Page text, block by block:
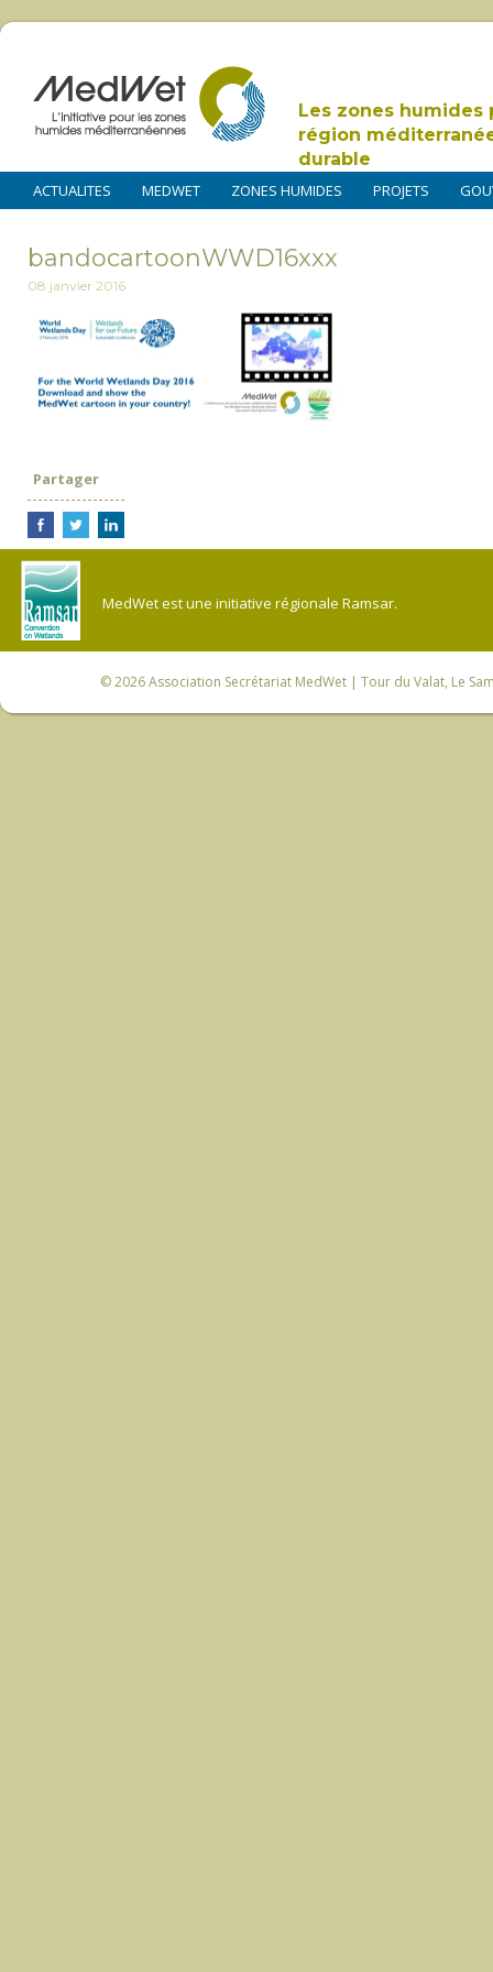
Les zones humides
région
durable
ACTUALITES MEDWET ZONES HUMIDES PROJETS
bandocartoonWWD16xxx
08 janvier 2016
Partager
MedWet est une initiative régionale Ramsar.
© 2026Association Secrétariat MedWet | Tour du Valat, Le